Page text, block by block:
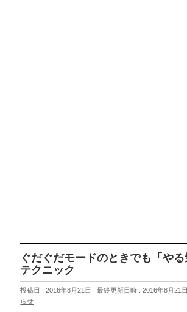
ぐだぐだモードのときでも「や
テクニック
投稿日 : 2016年8月21日 最終更新日時 : 2016年8月21日
らせ